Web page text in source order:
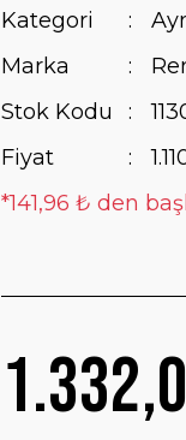
Kategori
Marka
Stok Kodu
Fiyat
*141,96 ₺ den